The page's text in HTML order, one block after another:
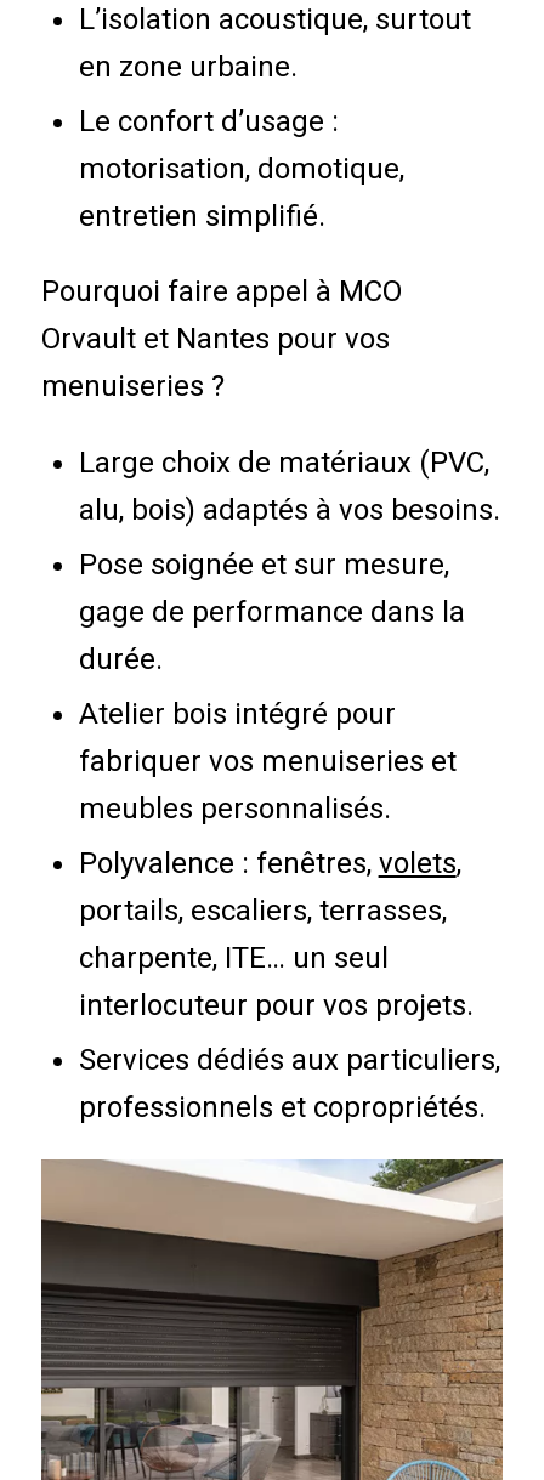
L’isolation acoustique, surtout
en zone urbaine.
Le confort d’usage :
motorisation, domotique,
entretien simplifié.
Pourquoi faire appel à MCO
Orvault et Nantes pour vos
menuiseries ?
Large choix de matériaux (PVC,
alu, bois) adaptés à vos besoins.
Pose soignée et sur mesure,
gage de performance dans la
durée.
Atelier bois intégré pour
fabriquer vos menuiseries et
meubles personnalisés.
Polyvalence : fenêtres, volets,
portails, escaliers, terrasses,
charpente, ITE… un seul
interlocuteur pour vos projets.
Services dédiés aux particuliers,
professionnels et copropriétés.